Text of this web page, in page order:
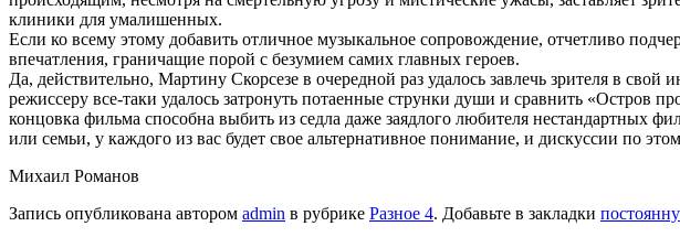
клиники для умалишенных.
Если ко всему этому добавить отличное музыкальное сопровождение, отчетливо
впечатления, граничащие порой с безумием самих главных героев.
Да, действительно, Мартину Скорсезе в очередной раз удалось завлечь зрителя в
режиссеру все-таки удалось затронуть потаенные струнки души и сравнить «Остров
концовка фильма способна выбить из седла даже заядлого любителя нестандартных
или семьи, у каждого из вас будет свое альтернативное понимание, и дискуссии по
Михаил Романов
Запись опубликована автором admin в рубрике Разное 4. Добавьте в закладки